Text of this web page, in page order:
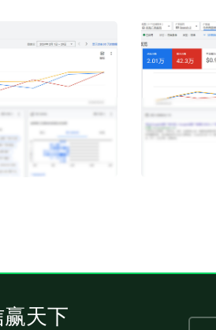
天下